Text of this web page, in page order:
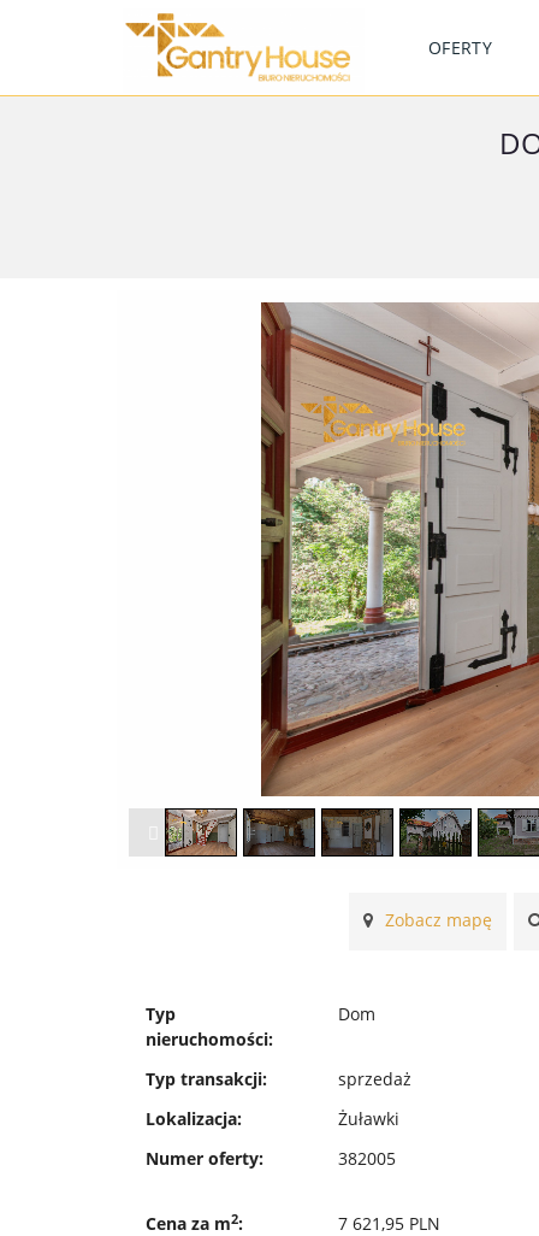
OFERTY
Zobacz mapę
Typ
nieruchomości:
Dom
Typ transakcji:
sprzedaż
Lokalizacja:
Żuławki
Numer oferty:
382005
Cena za m2: 7 621,95 PLN